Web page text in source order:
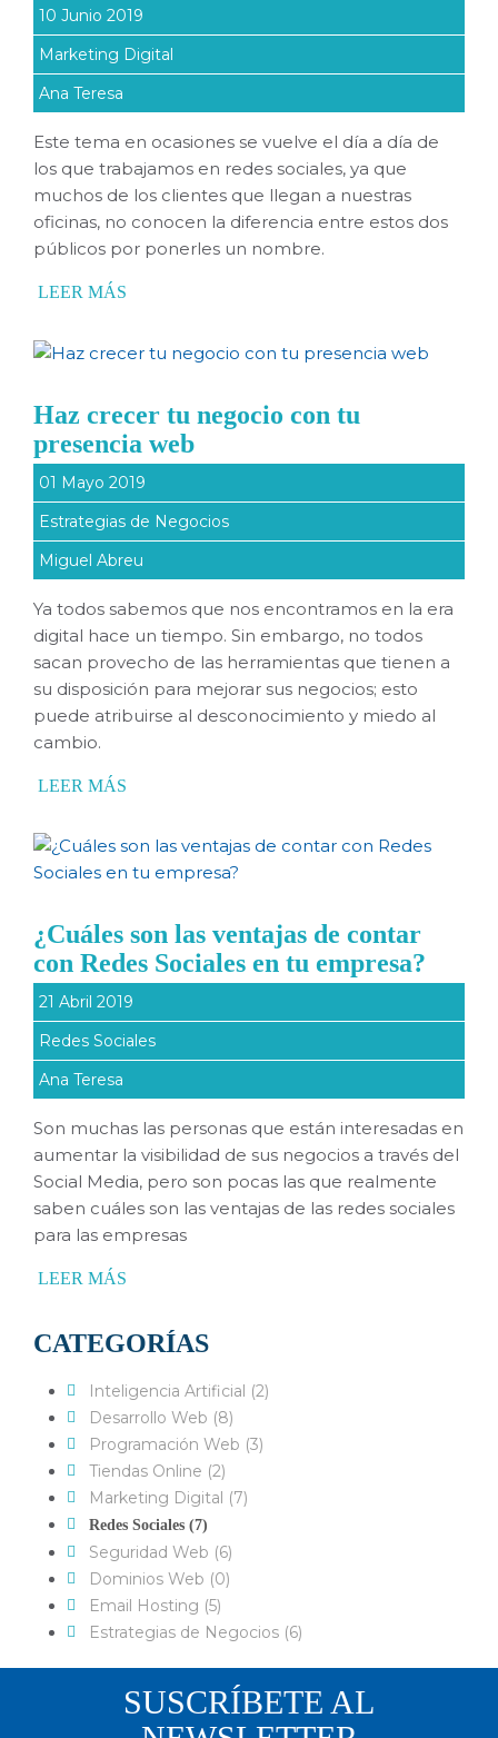
10 Junio 2019
Marketing Digital
Ana Teresa
Este tema en ocasiones se vuelve el día a día de
los que trabajamos en redes sociales, ya que
muchos de los clientes que llegan a nuestras
oficinas, no conocen la diferencia entre estos dos
públicos por ponerles un nombre.
LEER MÁS
Haz crecer tu negocio con tu
presencia web
01 Mayo 2019
Estrategias de Negocios
Miguel Abreu
Ya todos sabemos que nos encontramos en la era
digital hace un tiempo. Sin embargo, no todos
sacan provecho de las herramientas que tienen a
su disposición para mejorar sus negocios; esto
puede atribuirse al desconocimiento y miedo al
cambio.
LEER MÁS
¿Cuáles son las ventajas de contar
con Redes Sociales en tu empresa?
21 Abril 2019
Redes Sociales
Ana Teresa
Son muchas las personas que están interesadas en
aumentar la visibilidad de sus negocios a través del
Social Media, pero son pocas las que realmente
saben cuáles son las ventajas de las redes sociales
para las empresas
LEER MÁS
CATEGORÍAS
Inteligencia Artificial (2)
Desarrollo Web (8)
Programación Web (3)
Tiendas Online (2)
Marketing Digital (7)
Redes Sociales (7)
Seguridad Web (6)
Dominios Web (0)
Email Hosting (5)
Estrategias de Negocios (6)
SUSCRÍBETE AL